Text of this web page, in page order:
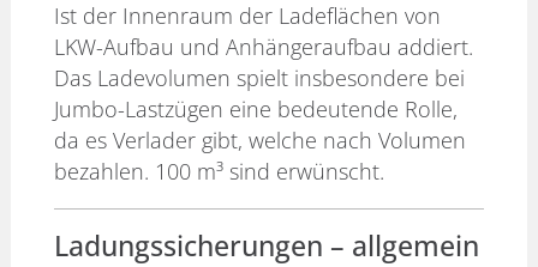
Ist der Innenraum der Ladeflächen von
LKW-Aufbau und Anhängeraufbau addiert.
Das Ladevolumen spielt insbesondere bei
Jumbo-Lastzügen eine bedeutende Rolle,
da es Verlader gibt, welche nach Volumen
bezahlen. 100 m³ sind erwünscht.
Ladungssicherungen – allgemein